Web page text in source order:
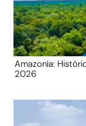
Amazonía:
2026